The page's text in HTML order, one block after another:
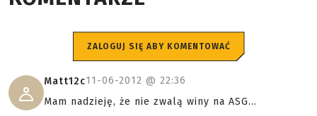
ZALOGUJ SIĘ ABY KOMENTOWAĆ
Matt12c11-06-2012 @ 22:36
Mam nadzieję, że nie zwalą winy na ASG...